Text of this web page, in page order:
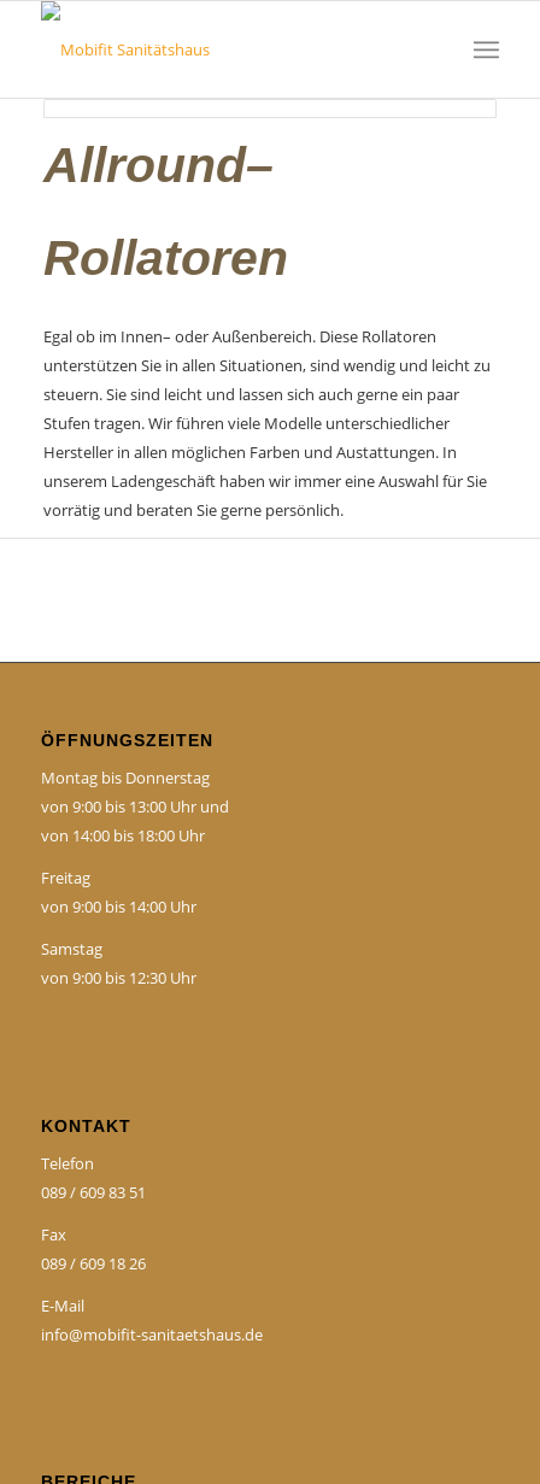
Allround–
Rollatoren
Egal ob im Innen– oder Außenbereich. Diese Rollatoren
unterstützen Sie in allen Situationen, sind wendig und leicht zu
steuern. Sie sind leicht und lassen sich auch gerne ein paar
Stufen tragen. Wir führen viele Modelle unterschiedlicher
Hersteller in allen möglichen Farben und Austattungen. In
unserem Ladengeschäft haben wir immer eine Auswahl für Sie
vorrätig und beraten Sie gerne persönlich.
ÖFFNUNGSZEITEN
Montag bis Donnerstag
von 9:00 bis 13:00 Uhr und
von 14:00 bis 18:00 Uhr
Freitag
von 9:00 bis 14:00 Uhr
Samstag
von 9:00 bis 12:30 Uhr
KONTAKT
Telefon
089 / 609 83 51
Fax
089 / 609 18 26
E-Mail
info@mobifit-sanitaetshaus.de